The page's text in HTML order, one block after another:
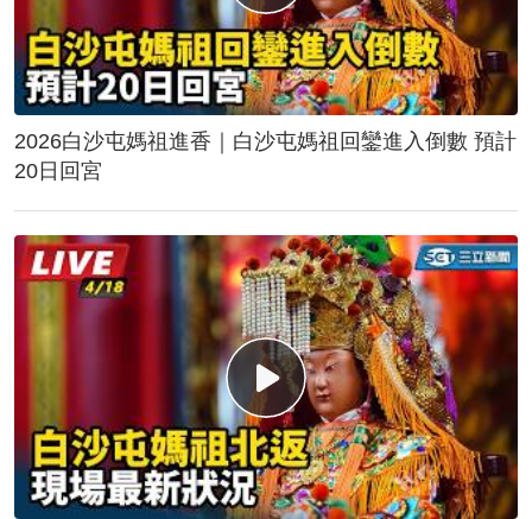
2026白沙屯媽祖進香｜白沙屯媽祖回鑾進入倒數 預計
20日回宮